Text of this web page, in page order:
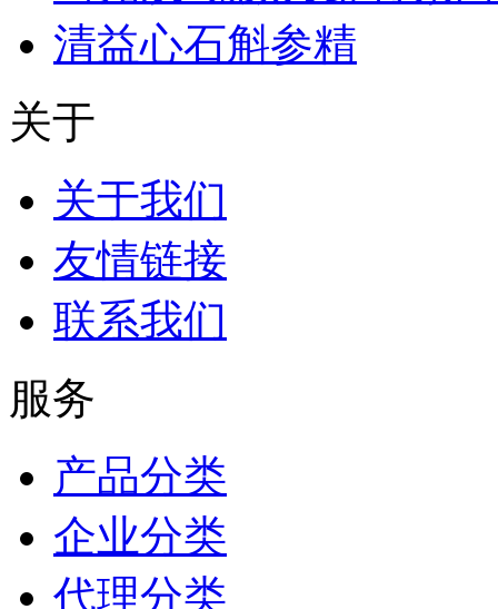
清益心石斛参精
关于
关于我们
友情链接
联系我们
服务
产品分类
企业分类
代理分类